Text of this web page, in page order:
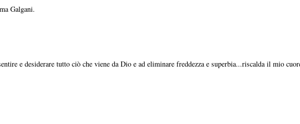
Galgani.
e desiderare tutto ciò che viene da Dio e ad eliminare freddezza e superbia...riscalda il mio